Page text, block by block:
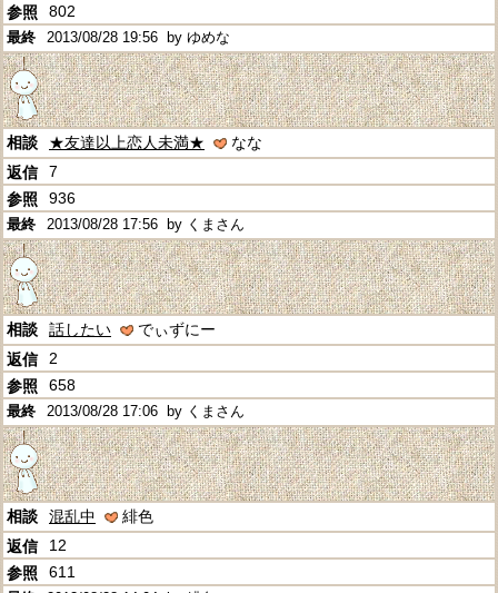
802
2013/08/28 19:56 by ゆめな
★友達以上恋人未満★
なな
7
936
2013/08/28 17:56 by くまさん
話したい
でぃずにー
2
658
2013/08/28 17:06 by くまさん
混乱中
緋色
12
611